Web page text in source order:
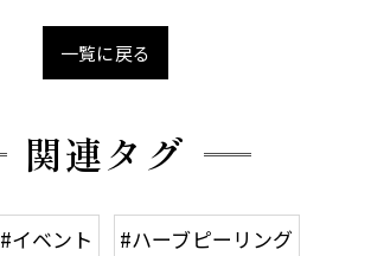
一覧に戻る
関連タグ
#イベント #ハーブピーリング